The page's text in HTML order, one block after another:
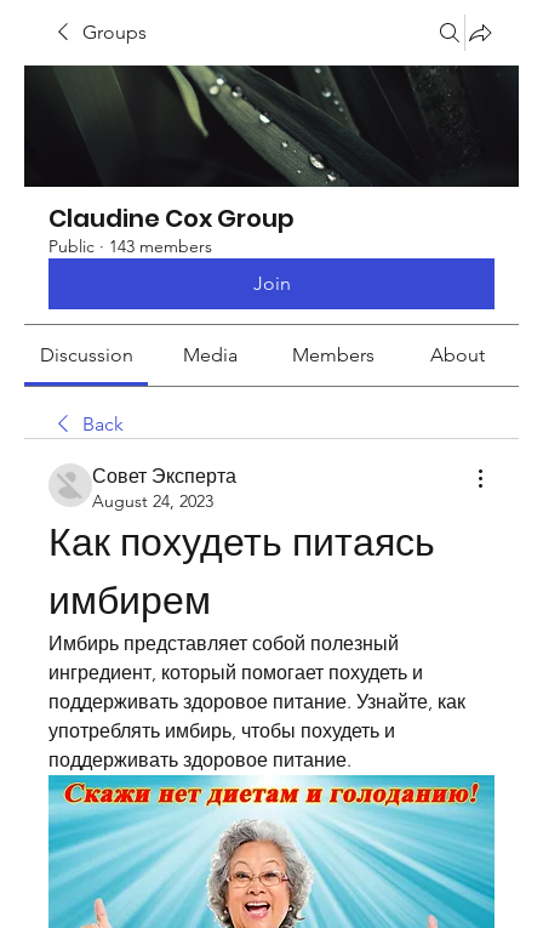
Groups
Claudine Cox Group
Public · 143 members
Join
Discussion Media Members About
Back
Совет Эксперта
August 24, 2023
Как похудеть питаясь
имбирем
Имбирь представляет собой полезный
ингредиент, который помогает похудеть и
поддерживать здоровое питание. Узнайте, как
употреблять имбирь, чтобы похудеть и
поддерживать здоровое питание.